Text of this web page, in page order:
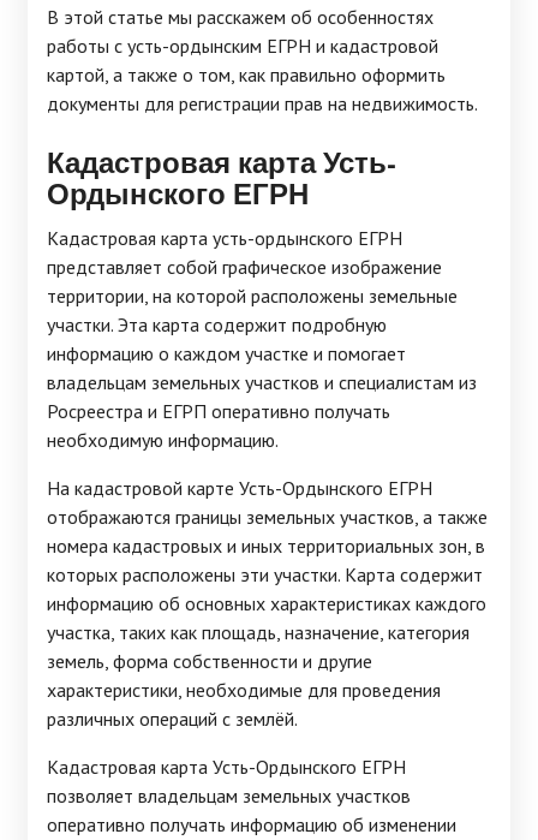
В этой статье мы расскажем об особенностях
работы с усть-ордынским ЕГРН и кадастровой
картой, а также о том, как правильно оформить
документы для регистрации прав на недвижимость.
Кадастровая карта Усть-
Ордынского ЕГРН
Кадастровая карта усть-ордынского ЕГРН
представляет собой графическое изображение
территории, на которой расположены земельные
участки. Эта карта содержит подробную
информацию о каждом участке и помогает
владельцам земельных участков и специалистам из
Росреестра и ЕГРП оперативно получать
необходимую информацию.
На кадастровой карте Усть-Ордынского ЕГРН
отображаются границы земельных участков, а также
номера кадастровых и иных территориальных зон, в
которых расположены эти участки. Карта содержит
информацию об основных характеристиках каждого
участка, таких как площадь, назначение, категория
земель, форма собственности и другие
характеристики, необходимые для проведения
различных операций с землёй.
Кадастровая карта Усть-Ордынского ЕГРН
позволяет владельцам земельных участков
оперативно получать информацию об изменении